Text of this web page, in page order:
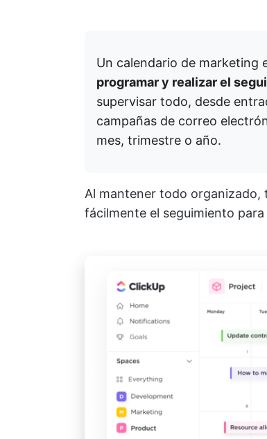
Un calendario de marketing
programar y realizar el
supervisar todo, desde
campañas de correo
mes, trimestre o año.
Al mantener todo organizado,
fácilmente el seguimiento